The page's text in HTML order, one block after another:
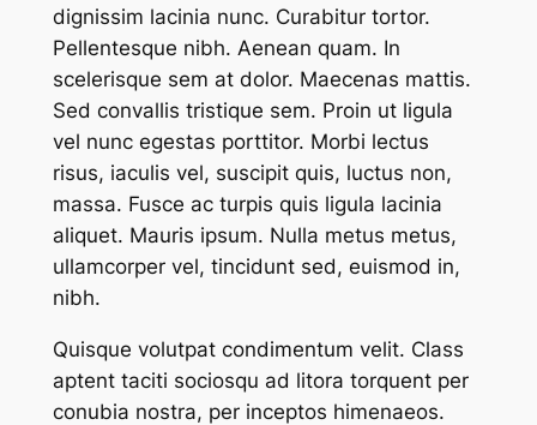
dignissim lacinia nunc. Curabitur tortor.
Pellentesque nibh. Aenean quam. In
scelerisque sem at dolor. Maecenas mattis.
Sed convallis tristique sem. Proin ut ligula
vel nunc egestas porttitor. Morbi lectus
risus, iaculis vel, suscipit quis, luctus non,
massa. Fusce ac turpis quis ligula lacinia
aliquet. Mauris ipsum. Nulla metus metus,
ullamcorper vel, tincidunt sed, euismod in,
nibh.
Quisque volutpat condimentum velit. Class
aptent taciti sociosqu ad litora torquent per
conubia nostra, per inceptos himenaeos.